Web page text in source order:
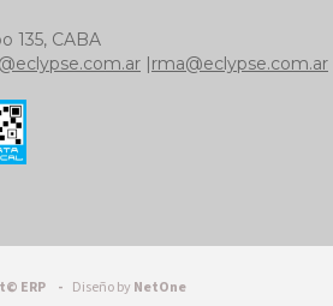
135, CABA
|rma@eclypse.com.ar
ERP - Diseño by NetOne